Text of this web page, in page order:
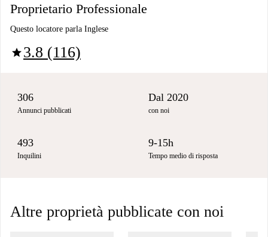
Proprietario Professionale
Questo locatore parla Inglese
star3.8 (116)
306
Annunci pubblicati
Dal 2020
con noi
493
Inquilini
9-15h
Tempo medio di risposta
Altre proprietà pubblicate con noi